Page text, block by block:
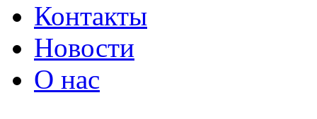
Контакты
Новости
О нас